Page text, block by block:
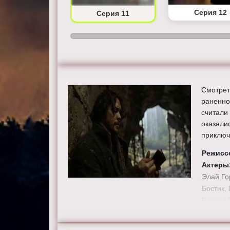
Серия 11 Серия 12
Элай